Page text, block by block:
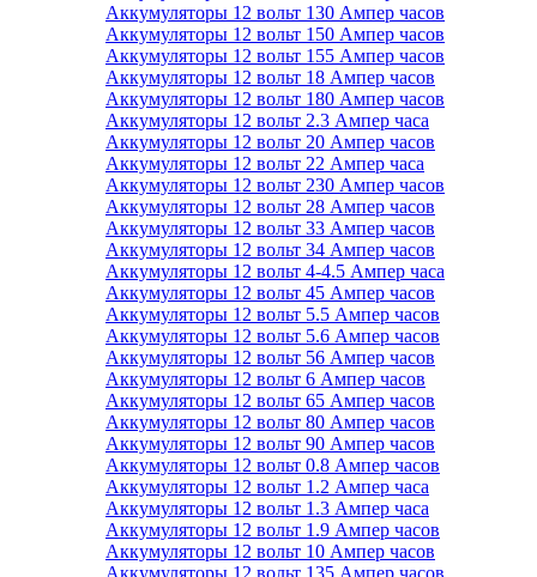
Аккумуляторы 12 вольт 130 Ампер часов
Аккумуляторы 12 вольт 150 Ампер часов
Аккумуляторы 12 вольт 155 Ампер часов
Аккумуляторы 12 вольт 18 Ампер часов
Аккумуляторы 12 вольт 180 Ампер часов
Аккумуляторы 12 вольт 2.3 Ампер часа
Аккумуляторы 12 вольт 20 Ампер часов
Аккумуляторы 12 вольт 22 Ампер часа
Аккумуляторы 12 вольт 230 Ампер часов
Аккумуляторы 12 вольт 28 Ампер часов
Аккумуляторы 12 вольт 33 Ампер часов
Аккумуляторы 12 вольт 34 Ампер часов
Аккумуляторы 12 вольт 4-4.5 Ампер часа
Аккумуляторы 12 вольт 45 Ампер часов
Аккумуляторы 12 вольт 5.5 Ампер часов
Аккумуляторы 12 вольт 5.6 Ампер часов
Аккумуляторы 12 вольт 56 Ампер часов
Аккумуляторы 12 вольт 6 Ампер часов
Аккумуляторы 12 вольт 65 Ампер часов
Аккумуляторы 12 вольт 80 Ампер часов
Аккумуляторы 12 вольт 90 Ампер часов
Аккумуляторы 12 вольт 0.8 Ампер часов
Аккумуляторы 12 вольт 1.2 Ампер часа
Аккумуляторы 12 вольт 1.3 Ампер часа
Аккумуляторы 12 вольт 1.9 Ампер часов
Аккумуляторы 12 вольт 10 Ампер часов
Аккумуляторы 12 вольт 135 Ампер часов